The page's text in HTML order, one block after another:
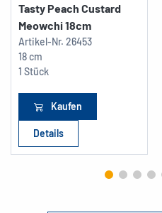
Tasty Peach Custard
Meowchi 18cm
Artikel-Nr. 26453
18 cm
1 Stück
Kaufen
Details